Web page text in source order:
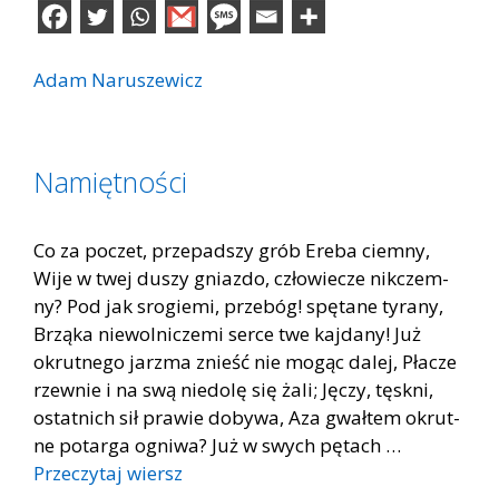
Adam Naruszewicz
Namiętności
Co za po­czet, prze­pad­szy grób Ere­ba ciem­ny,
Wije w twej du­szy gniaz­do, czło­wie­cze nik­czem­
ny? Pod jak sro­gie­mi, prze­bóg! spę­ta­ne ty­ra­ny,
Brzą­ka nie­wol­ni­cze­mi ser­ce twe kaj­da­ny! Już
okrut­ne­go jarz­ma znieść nie mo­gąc da­lej, Pła­cze
rzew­nie i na swą nie­do­lę się żali; Ję­czy, tę­sk­ni,
ostat­nich sił pra­wie do­by­wa, Aza gwał­tem okrut­
ne po­tar­ga ogni­wa? Już w swych pę­tach …
Przeczytaj wiersz